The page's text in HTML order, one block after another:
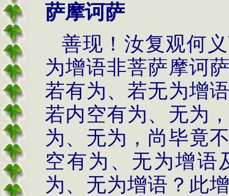
萨摩诃萨
善现！汝复观何
为增语非菩萨摩诃
若有为、若无为增
若内空有为、无为
为、无为，尚毕竟
空有为、无为增语
为、无为增语？此